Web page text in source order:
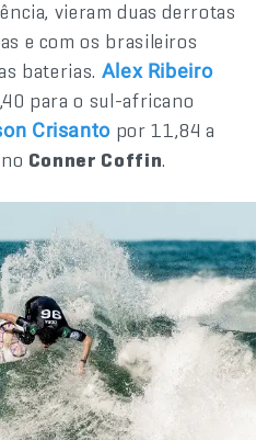
vieram duas derrotas
e com os brasileiros
baterias. Alex Ribeiro
para o sul-africano
Crisanto por 11,84 a
Conner Coffin.